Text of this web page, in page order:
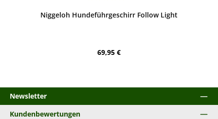
Niggeloh Hundeführgeschirr Follow Light
Regulärer Preis:
69,95 €
Newsletter
Kundenbewertungen